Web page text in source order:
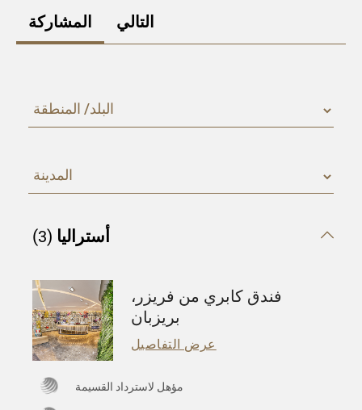
المشاركة التالي
أستراليا 3
فندق كابري من فريزر،
بريزبان
عرض التفاصيل
مؤهل لاسترداد القسيمة